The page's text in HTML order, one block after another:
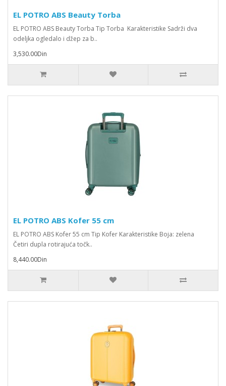
EL POTRO ABS Beauty Torba
EL POTRO ABS Beauty Torba Tip Torba Karakteristike Sadrži dva
odeljka ogledalo i džep za b..
3,530.00Din
EL POTRO ABS Kofer 55 cm
EL POTRO ABS Kofer 55 cm Tip Kofer Karakteristike Boja: zelena
Četiri dupla rotirajuća točk..
8,440.00Din